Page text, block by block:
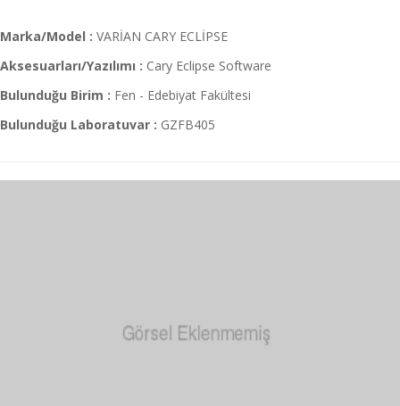
Marka/Model : VARİAN CARY ECLİPSE
Aksesuarları/Yazılımı : Cary Eclipse Software
Bulunduğu Birim : Fen - Edebiyat Fakültesi
Bulunduğu Laboratuvar : GZFB405